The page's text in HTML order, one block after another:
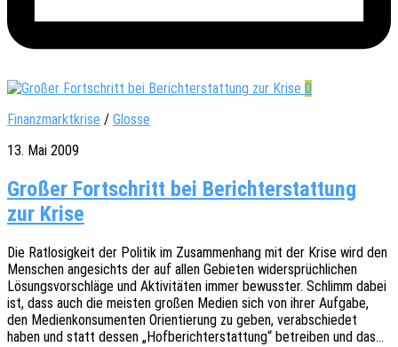
0
Finanzmarktkrise / Glosse
13. Mai 2009
Großer Fortschritt bei Berichterstattung
zur Krise
Die Ratlo­sig­keit der Poli­tik im Zusam­men­hang mit der Krise wird den
Menschen ange­sichts der auf allen Gebie­ten wider­sprüch­li­chen
Lösungs­vor­schlä­ge und Akti­vi­tä­ten immer bewuss­ter. Schlimm dabei
ist, dass auch die meis­ten großen Medien sich von ihrer Aufga­be,
den Medi­en­kon­su­men­ten Orien­tie­rung zu geben, verab­schie­det
haben und statt dessen „Hofbe­richt­erstat­tung“ betrei­ben und das…